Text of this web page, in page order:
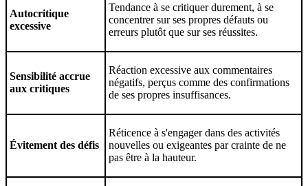
Autocritique
excessive
Tendance à se critiquer durement, à se
concentrer sur ses propres défauts ou
erreurs plutôt que sur ses réussites.
Sensibilité accrue
aux critiques
Réaction excessive aux commentaires
négatifs, perçus comme des confirmations
de ses propres insuffisances.
Évitement des défis
Réticence à s'engager dans des activités
nouvelles ou exigeantes par crainte de ne
pas être à la hauteur.